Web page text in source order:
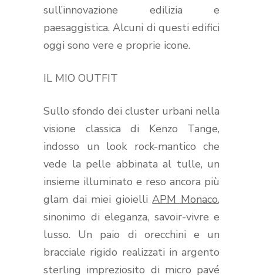
sull’innovazione edilizia e
paesaggistica. Alcuni di questi edifici
oggi sono vere e proprie icone.
IL MIO OUTFIT
Sullo sfondo dei cluster urbani nella
visione classica di Kenzo Tange,
indosso un look rock-mantico che
vede la pelle abbinata al tulle, un
insieme illuminato e reso ancora più
glam dai miei gioielliAPM Monaco,
sinonimo di eleganza, savoir-vivre e
lusso. Un paio di orecchini e un
bracciale rigido realizzati in argento
sterling impreziosito di micro pavé